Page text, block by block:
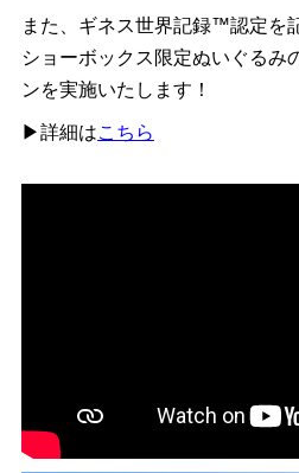
また、ギネス世界記録™認定を
ショーボックス限定ぬいぐるみ
ンを実施いたします！
▶詳細はこちら